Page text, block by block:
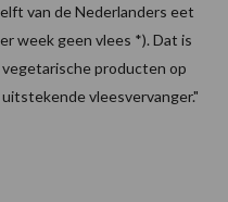
van de Nederlanders eet
week geen vlees *). Dat is
producten op
vleesvervanger."